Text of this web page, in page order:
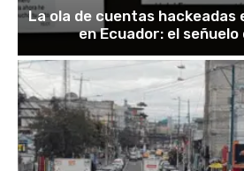
La ola de cuentas hackeadas
en Ecuador: el